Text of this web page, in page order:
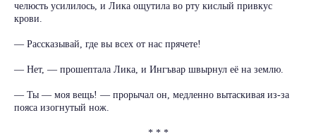
челюсть усилилось, и Лика ощутила во рту кислый привкус
крови.
— Рассказывай, где вы всех от нас прячете!
— Нет, — прошептала Лика, и Ингъвар швырнул её на землю.
— Ты — моя вещь! — прорычал он, медленно вытаскивая из-за
пояса изогнутый нож.
* * *